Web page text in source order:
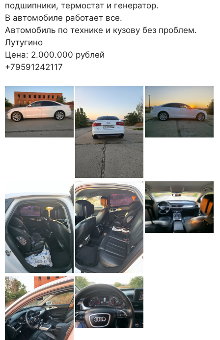
подшипники, термостат и генератор.
В автомобиле работает все.
Автомобиль по технике и кузову без проблем.
Лутугино
Цена: 2.000.000 рублей
+79591242117